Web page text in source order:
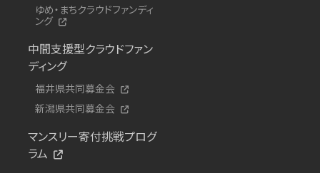
ゆめ・まちクラウドファンディ
ング
中間支援型クラウドファン
ディング
福井県共同募金会
新潟県共同募金会
マンスリー寄付挑戦プログ
ラム